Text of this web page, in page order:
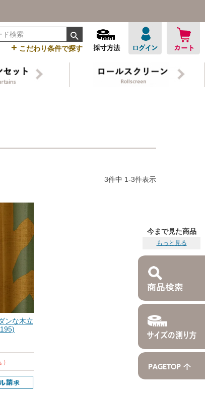
+ こだわり条件で探す
3件中 1-3件表示
ンな木立
今まで見た商品
もっと見る